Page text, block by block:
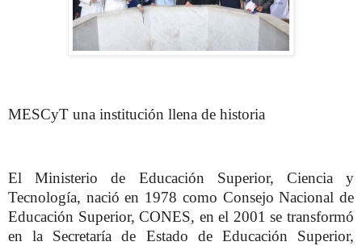
MESCyT una institución llena de historia
El Ministerio de Educación Superior, Ciencia y
Tecnología, nació en 1978 como Consejo Nacional de
Educación Superior, CONES, en el 2001 se transformó
en la Secretaría de Estado de Educación Superior,